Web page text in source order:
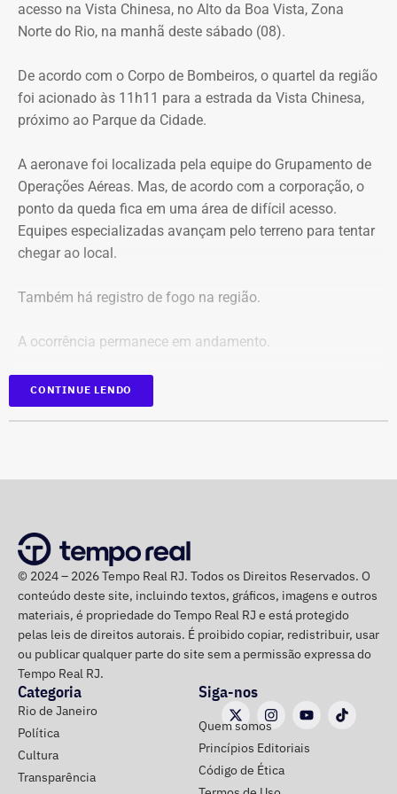
criança de 2 anos — Foto: Reprodução.
O pedido de Búzios à Justiça
Em caráter urgente, antes da apresentação da defesa das
empresas, a prefeitura solicitou:
Preservação integral dos registros dos nove perfis;
Entrega dos dados de titulares e administradores;
Identificação de anunciantes e financiadores;
Cruzamento técnico das informações das contas;
Retirada das publicações relacionadas no processo;
Interrupção de anúncios e impulsionamentos;
Suspensão temporária de contas que não fossem
vinculadas a pessoas autênticas;
Proibição de distribuição paga por contas ainda não
campanha ou conjunto de dados.
No julgamento definitivo, o município pretende obter a
remoção permanente dos conteúdos considerados
ilícitos, a desativação das contas comprovadamente
falsas ou utilizadas continuamente para ilegalidades e a
exclusão de cópias idênticas das publicações.
A ação também busca obrigar os responsáveis a publicar
correções ou retratações por pelo menos 30 dias, além de
ressarcir os custos que a prefeitura afirma ter suportado
para responder às informações questionadas.
Vista Chinesa, foi interditado. A Vista Chinesa fica dentro
do Parque Nacional da Tijuca
acesso na Vista Chinesa, no Alto da Boa Vista, Zona
Norte do Rio, na manhã deste sábado (08).
De acordo com o Corpo de Bombeiros, o quartel da região
foi acionado às 11h11 para a estrada da Vista Chinesa,
próximo ao Parque da Cidade.
A aeronave foi localizada pela equipe do Grupamento de
Operações Aéreas. Mas, de acordo com a corporação, o
ponto da queda fica em uma área de difícil acesso.
Equipes especializadas avançam pelo terreno para tentar
chegar ao local.
Também há registro de fogo na região.
A ocorrência permanece em andamento.
*Em atualização
CONTINUE LENDO
© 2024 – 2026 Tempo Real RJ. Todos os Direitos Reservados. O
conteúdo deste site, incluindo textos, gráficos, imagens e outros
materiais, é propriedade do Tempo Real RJ e está protegido
pelas leis de direitos autorais. É proibido copiar, redistribuir, usar
ou publicar qualquer parte do site sem a permissão expressa do
Tempo Real RJ.
Categoria
Rio de Janeiro
Política
Cultura
Transparência
Siga-nos
Quem somos
Princípios Editoriais
Código de Ética